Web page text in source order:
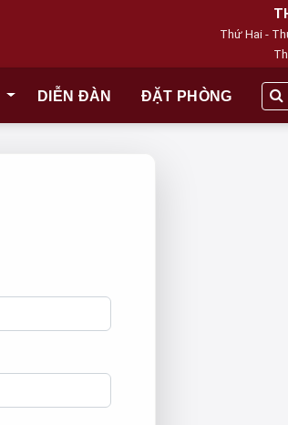
Thứ Hai -
DIỄN ĐÀN ĐẶT PHÒNG